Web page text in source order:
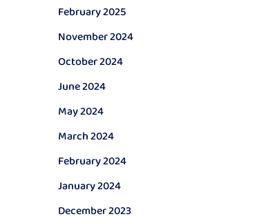
February 2025
November 2024
October 2024
June 2024
May 2024
March 2024
February 2024
January 2024
December 2023